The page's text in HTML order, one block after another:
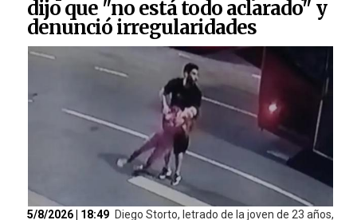
dijo que "no está todo aclarado" y
denunció irregularidades
5/8/2026 | 18:49 Diego Storto, letrado de la joven de 23 años,